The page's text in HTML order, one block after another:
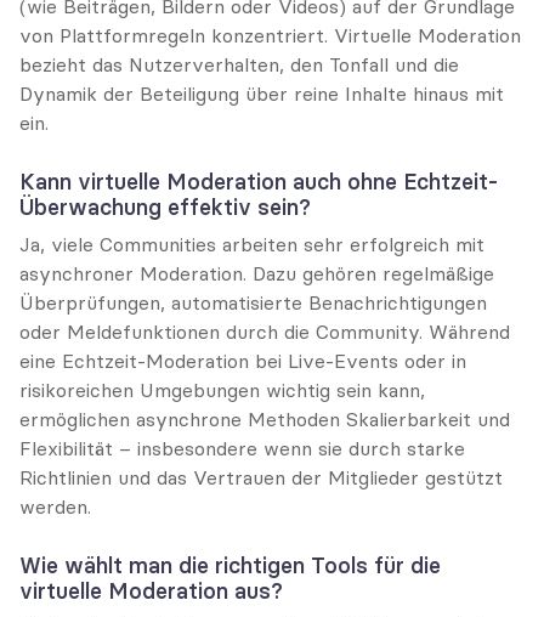
(wie Beiträgen, Bildern oder Videos) auf der Grundlage
von Plattformregeln konzentriert. Virtuelle Moderation
bezieht das Nutzerverhalten, den Tonfall und die
Dynamik der Beteiligung über reine Inhalte hinaus mit
ein.
Kann virtuelle Moderation auch ohne Echtzeit-
Überwachung effektiv sein?
Ja, viele Communities arbeiten sehr erfolgreich mit
asynchroner Moderation. Dazu gehören regelmäßige
Überprüfungen, automatisierte Benachrichtigungen
oder Meldefunktionen durch die Community. Während
eine Echtzeit-Moderation bei Live-Events oder in
risikoreichen Umgebungen wichtig sein kann,
ermöglichen asynchrone Methoden Skalierbarkeit und
Flexibilität – insbesondere wenn sie durch starke
Richtlinien und das Vertrauen der Mitglieder gestützt
werden.
Wie wählt man die richtigen Tools für die
virtuelle Moderation aus?